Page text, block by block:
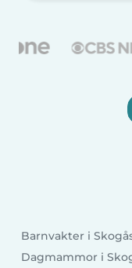
Barnvakter i
Dagmammor i